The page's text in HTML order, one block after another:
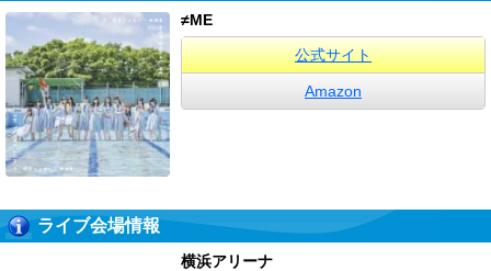
≠ME
公式サイト
Amazon
ライブ会場情報
横浜アリーナ